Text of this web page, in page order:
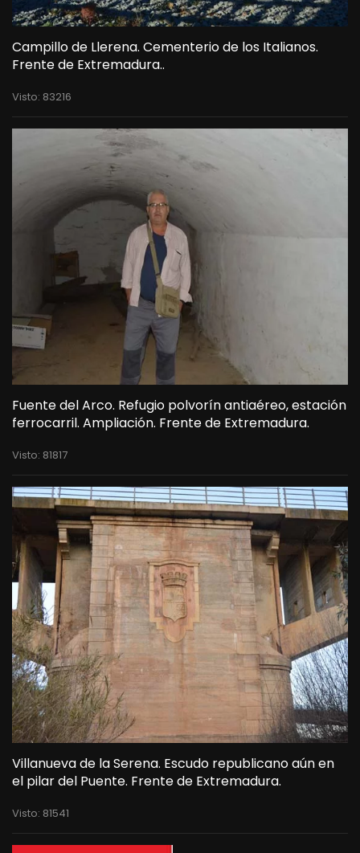
Campillo de Llerena. Cementerio de los Italianos.
Frente de Extremadura..
Visto: 83216
Fuente del Arco. Refugio polvorín antiaéreo, estación
ferrocarril. Ampliación. Frente de Extremadura.
Visto: 81817
Villanueva de la Serena. Escudo republicano aún en
el pilar del Puente. Frente de Extremadura.
Visto: 81541